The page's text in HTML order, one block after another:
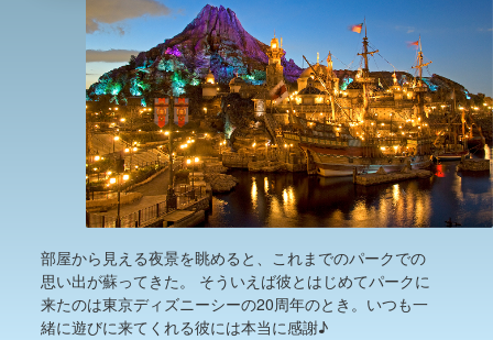
部屋から見える夜景を眺めると、これまでのパークでの
思い出が蘇ってきた。 そういえば彼とはじめてパークに
来たのは東京ディズニーシーの20周年のとき。いつも一
緒に遊びに来てくれる彼には本当に感謝♪